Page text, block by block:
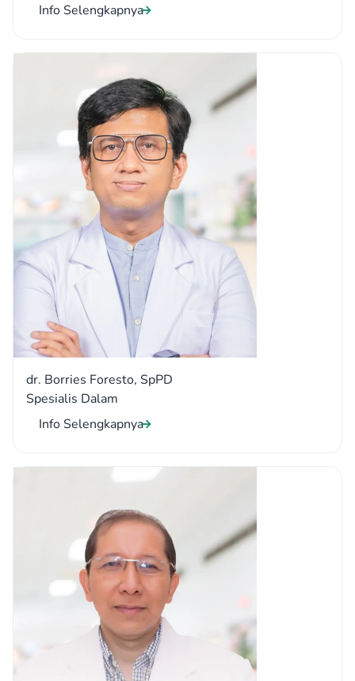
Info Selengkapnya
dr. Borries Foresto, SpPD
Spesialis Dalam
Info Selengkapnya